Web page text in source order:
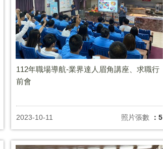
112年職場導航-業界達人眉角講座、求職行
前會
2023-10-11 照片張數 ：5